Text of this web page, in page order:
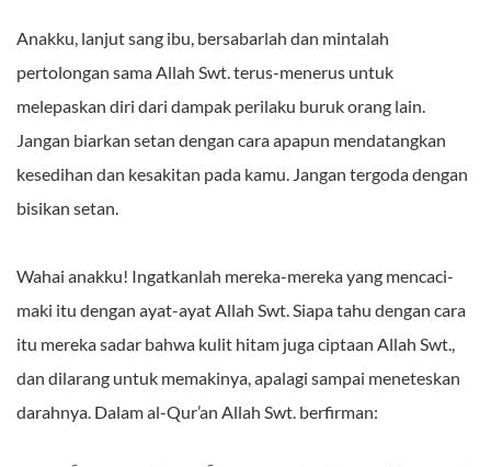
Anakku, lanjut sang ibu, bersabarlah dan mintalah
pertolongan sama Allah Swt. terus-menerus untuk
melepaskan diri dari dampak perilaku buruk orang lain.
Jangan biarkan setan dengan cara apapun mendatangkan
kesedihan dan kesakitan pada kamu. Jangan tergoda dengan
bisikan setan.
Wahai anakku! Ingatkanlah mereka-mereka yang mencaci-
maki itu dengan ayat-ayat Allah Swt. Siapa tahu dengan cara
itu mereka sadar bahwa kulit hitam juga ciptaan Allah Swt.,
dan dilarang untuk memakinya, apalagi sampai meneteskan
darahnya. Dalam al-Qur’an Allah Swt. berfirman: